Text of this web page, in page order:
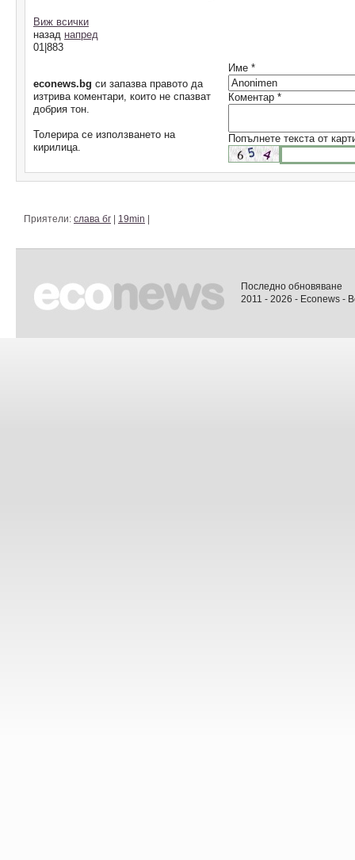
Виж всички
назад напред
01|883
econews.bg си запазва правото да
изтрива коментари, които не спазват
добрия тон.
Толерира се използването на
кирилица.
Име *
Коментар *
Попълнете текста от
Приятели: слава бг | 19min |
Последно обновяване
2011 - 2026 - Econews -